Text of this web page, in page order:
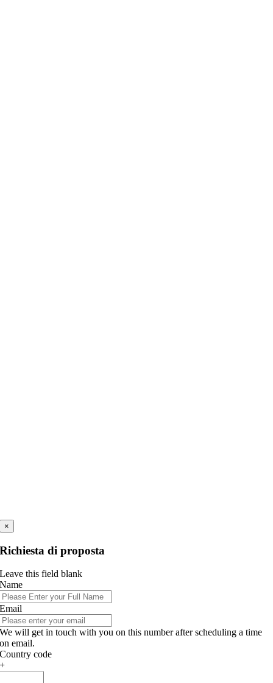
×
Richiesta di proposta
Leave this field blank
Name
Email
We will get in touch with you on this number after scheduling a time
on email.
Country code
+